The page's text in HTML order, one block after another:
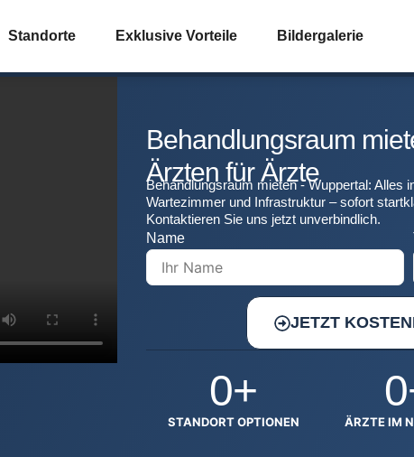
Standorte Exklusive Vorteile Bildergalerie
Behandlungsraum
Ärzten für Ärzte
Behandlungsraum mieten - Wuppertal: Alles
Wartezimmer und Infrastruktur – sofort
Kontaktieren Sie uns jetzt unverbindlich.
Name
JETZT
STANDORT OPTIONEN
0+
ÄRZTE IM
0